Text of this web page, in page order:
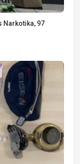
Narkotika, 97